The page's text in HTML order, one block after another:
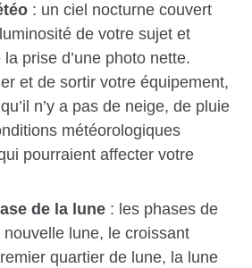
: un ciel nocturne couvert
de votre sujet et
prise d’une photo nette.
et de sortir votre équipement,
n’y a pas de neige, de pluie
météorologiques
pourraient affecter votre
de la lune : les phases de
nouvelle lune, le croissant
quartier de lune, la lune